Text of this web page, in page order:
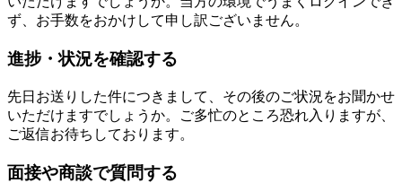
ず、お手数をおかけして申し訳ございません。
進捗・状況を確認する
先日お送りした件につきまして、その後のご状況をお聞かせ
いただけますでしょうか。ご多忙のところ恐れ入りますが、
ご返信お待ちしております。
面接や商談で質問する